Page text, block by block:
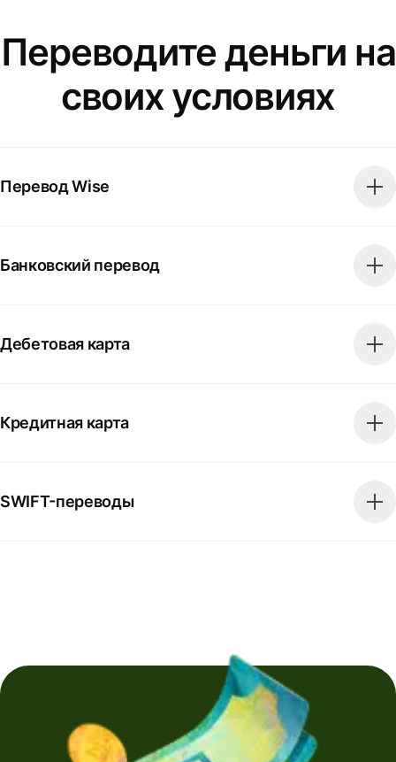
Переводите деньги на
своих условиях
Перевод Wise
Банковский перевод
Дебетовая карта
Кредитная карта
SWIFT-переводы